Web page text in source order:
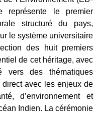
représente le premier
structuré du pays,
le système universitaire
des huit premiers
de cet héritage, avec
vers des thématiques
avec les enjeux de
d’environnement et
Indien. La cérémonie